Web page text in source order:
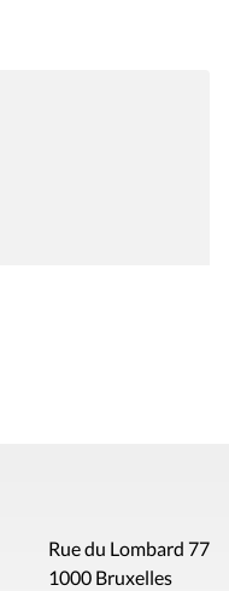
Rue du Lombard 77
1000 Bruxelles